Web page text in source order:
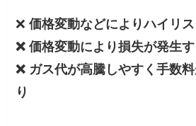
❌価格変動などによりハイリ
❌ 価格変動により損失が発生
❌ ガス代が高騰しやすく手数
り